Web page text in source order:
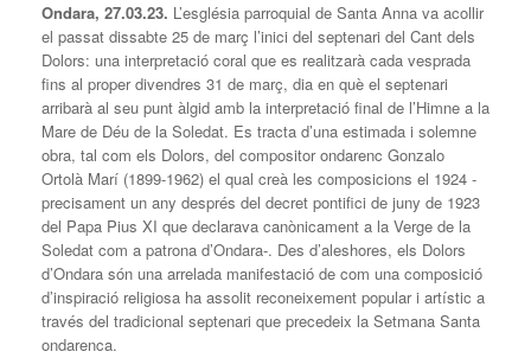
Ondara, 27.03.23. L’església parroquial de Santa Anna va acollir
el passat dissabte 25 de març l’inici del septenari del Cant dels
Dolors: una interpretació coral que es realitzarà cada vesprada
fins al proper divendres 31 de març, dia en què el septenari
arribarà al seu punt àlgid amb la interpretació final de l’Himne a la
Mare de Déu de la Soledat. Es tracta d’una estimada i solemne
obra, tal com els Dolors, del compositor ondarenc Gonzalo
Ortolà Marí (1899-1962) el qual creà les composicions el 1924 -
precisament un any després del decret pontifici de juny de 1923
del Papa Pius XI que declarava canònicament a la Verge de la
Soledat com a patrona d’Ondara-. Des d’aleshores, els Dolors
d’Ondara són una arrelada manifestació de com una composició
d’inspiració religiosa ha assolit reconeixement popular i artístic a
través del tradicional septenari que precedeix la Setmana Santa
ondarenca.